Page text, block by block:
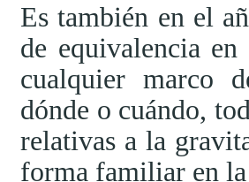
Es también en el
de equivalencia
cualquier marco
dónde o cuándo,
relativas a la
forma familiar en